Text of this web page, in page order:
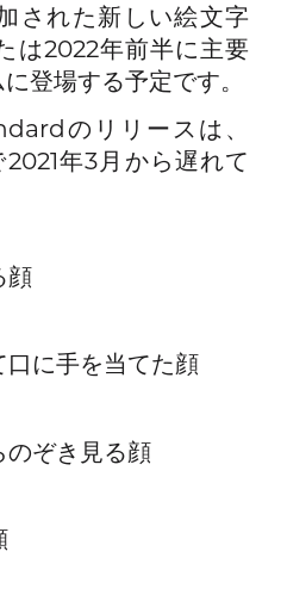
された新しい絵文字
は2022年前半に主要
登場する予定です。
のリリースは、
年3月から遅れて
顔
口に手を当てた顔
のぞき見る顔